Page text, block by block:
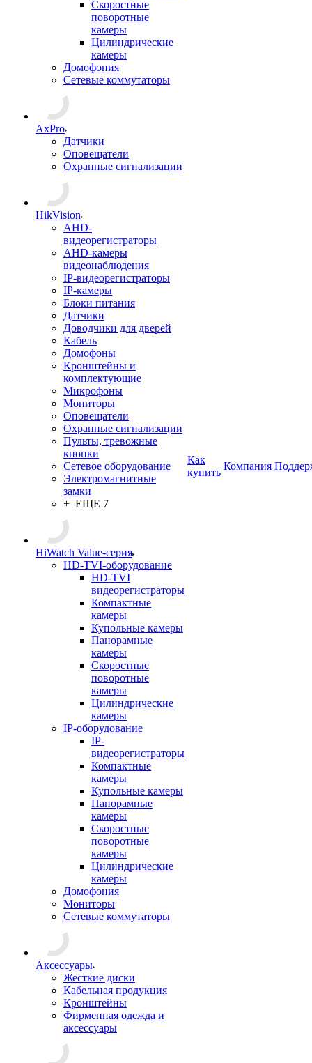
Скоростные
поворотные
камеры
Цилиндрические
камеры
Домофония
Сетевые коммутаторы
AxPro
Датчики
Оповещатели
Охранные сигнализации
HikVision
AHD-
видеорегистраторы
AHD-камеры
видеонаблюдения
IP-видеорегистраторы
IP-камеры
Блоки питания
Датчики
Доводчики для дверей
Кабель
Домофоны
Кронштейны и
комплектующие
Микрофоны
Мониторы
Оповещатели
Охранные сигнализации
Пульты, тревожные
кнопки
Сетевое оборудование
Электромагнитные
замки
+ ЕЩЕ 7
HiWatch Value-серия
HD-TVI-оборудование
HD-TVI
видеорегистраторы
Компактные
камеры
Купольные камеры
Панорамные
камеры
Скоростные
поворотные
камеры
Цилиндрические
камеры
IP-оборудование
IP-
видеорегистраторы
Компактные
камеры
Купольные камеры
Панорамные
камеры
Скоростные
поворотные
камеры
Цилиндрические
камеры
Домофония
Мониторы
Сетевые коммутаторы
Аксессуары
Жесткие диски
Кабельная продукция
Кронштейны
Фирменная одежда и
аксессуары
Как
купить
Компания